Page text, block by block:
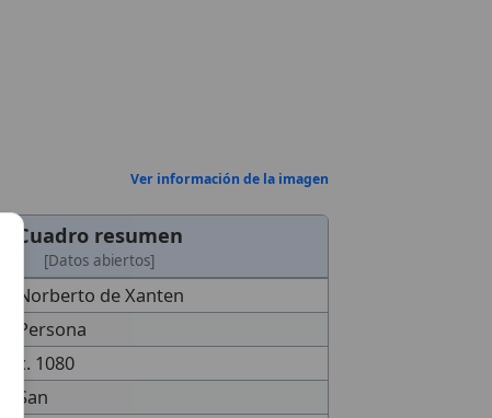
Ver información de la imagen
Cuadro resumen
[Datos abiertos]
Norberto de Xanten
Persona
c. 1080
San